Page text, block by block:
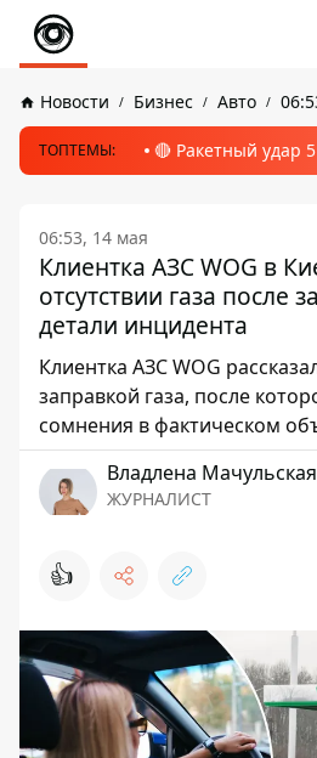
Новости Бизнес Авто
ТОПТЕМЫ: 🔴 Ракетный удар 5
06:53, 14 мая
Клиентка АЗС WOG в
отсутствии газа после
детали инцидента
Клиентка АЗС WOG
заправкой газа, после
сомнения в фактическом
Владлена Мачульская
ЖУРНАЛИСТ
👍